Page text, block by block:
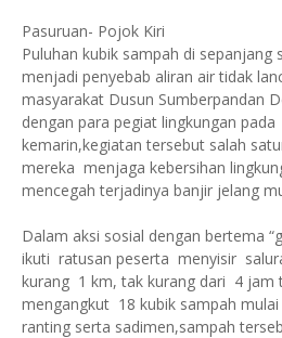
Pasuruan- Pojok Kiri
Puluhan kubik sampah di sepanjang
menjadi penyebab aliran air tidak
masyarakat Dusun Sumberpandan
dengan para pegiat lingkungan
kemarin,kegiatan tersebut salah
mereka menjaga kebersihan
mencegah terjadinya banjir jelang
Dalam aksi sosial dengan bertema
ikuti ratusan peserta menyisir
kurang 1 km, tak kurang dari 4 jam
mengangkut 18 kubik sampah
ranting serta sadimen,sampah